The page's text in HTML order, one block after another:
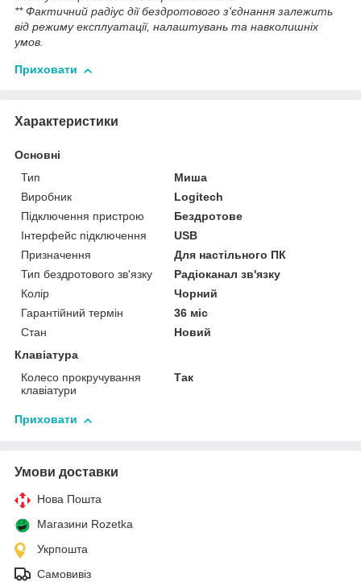
**Фактичний радіус дії бездротового з'єднання залежить
від режиму експлуатації, налаштувань та навколишніх
умов.
Приховати
Характеристики
Основні
Тип
Миша
Виробник
Logitech
Підключення пристрою
Бездротове
Інтерфейс підключення
USB
Призначення
Для настільного ПК
Тип бездротового зв'язку
Радіоканал зв'язку
Колір
Чорний
Гарантійний термін
36 міс
Стан
Новий
Клавіатура
Колесо прокручування
клавіатури
Так
Приховати
Умови доставки
Нова Пошта
Магазини Rozetka
Укрпошта
Самовивіз